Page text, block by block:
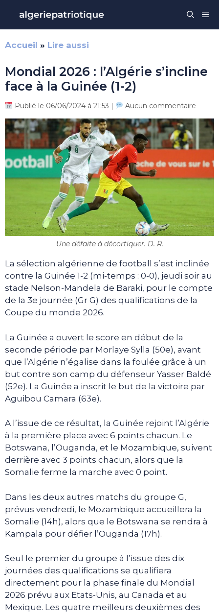
contenu
Accueil » Lire aussi
Mondial 2026 : l’Algérie s’incline
face à la Guinée (1-2)
Publié le 06/06/2024 à 21:53 | Aucun commentaire
Une défaite à décortiquer. D. R.
La sélection algérienne de football s’est inclinée
contre la Guinée 1-2 (mi-temps : 0-0), jeudi soir au
stade Nelson-Mandela de Baraki, pour le compte
de la 3e journée (Gr G) des qualifications de la
Coupe du monde 2026.
La Guinée a ouvert le score en début de la
seconde période par Morlaye Sylla (50e), avant
que l’Algérie n’égalise dans la foulée grâce à un
but contre son camp du défenseur Yasser Baldé
(52e). La Guinée a inscrit le but de la victoire par
Aguibou Camara (63e).
A l’issue de ce résultat, la Guinée rejoint l’Algérie
à la première place avec 6 points chacun. Le
Botswana, l’Ouganda, et le Mozambique, suivent
derrière avec 3 points chacun, alors que la
Somalie ferme la marche avec 0 point.
Dans les deux autres matchs du groupe G,
prévus vendredi, le Mozambique accueillera la
Somalie (14h), alors que le Botswana se rendra à
Kampala pour défier l’Ouganda (17h).
Seul le premier du groupe à l’issue des dix
journées des qualifications se qualifiera
directement pour la phase finale du Mondial
2026 prévu aux Etats-Unis, au Canada et au
Mexique. Les quatre meilleurs deuxièmes des